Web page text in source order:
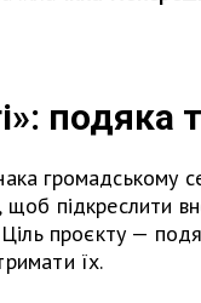
подяка
громадському
підкреслити
Ціль проєкту —
їх.